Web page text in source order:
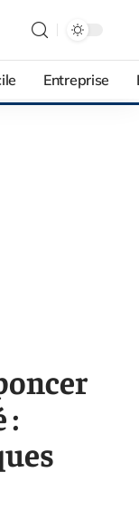
Entreprise
: